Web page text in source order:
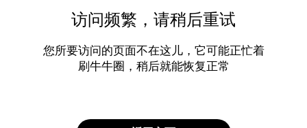
访问频繁，请稍后重试
您所要访问的页面不在这儿，它可能正忙着
刷牛牛圈，稍后就能恢复正常